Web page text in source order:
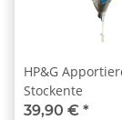
HP&G
Stockente
39,90 € *